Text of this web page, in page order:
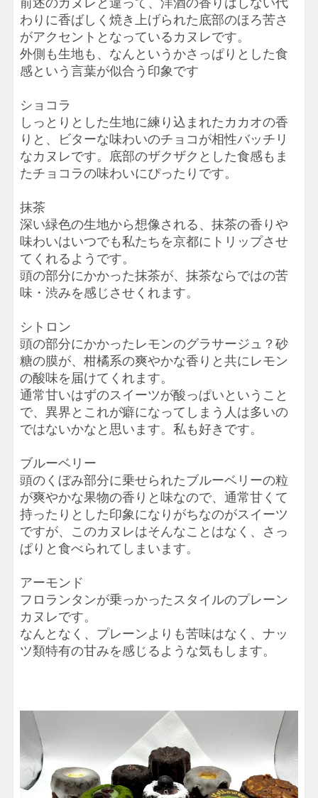
わりに香ばしく焼き上げられた底部のほろ苦さ
がアクセントとなっているカヌレです。
外側も生地も、なんというかさっぱりとした食
感という言葉が似合う印象です
ショコラ
しっとりとした生地に練り込まれたカカオの香
りと、ビターな味わいのチョコが相性バッチリ
なカヌレです。底部のザクザクとした食感もま
たチョコラの味わいにぴったりです。
抹茶
深い緑色の生地から想像される、抹茶の香りや
味わいはいつでも私たちを京都にトリップさせ
てくれるようです。
頭の部分にかかった抹茶が、抹茶ならではの苦
味・渋みを感じさせくれます。
シトロン
頭の部分にかかったレモンのグラサージュ？砂
糖の膜が、柑橘系の爽やかな香りと共にレモン
の酸味を届けてくれます。
通常甘いはずのスイーツが酸っぱいということ
で、異界とこれが癖になってしまう人は多いの
ではないかなと思います。私も好きです。
ブルーベリー
頭のくぼみ部分に乗せられたブルーベリーの粒
が爽やかな果物の香りと味なので、通常甘くて
持ったりとした印象になりがちなのがスイーツ
ですが、このカヌレはそんなことはなく、さっ
ぱりと食べられてしまいます。
アーモンド
フロランタンが乗っかったスタイルのプレーン
カヌレです。
なんとなく、プレーンよりも苦味はなく、ナッ
ツ類特有の甘みを感じるような気もします。